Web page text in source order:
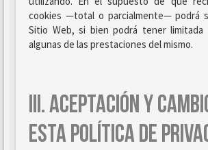
cookies —total o parcialmente— podrá
Sitio Web, si bien podrá tener limitada
algunas de las prestaciones del mismo.
III. ACEPTACIÓN Y
ESTA POLÍTICA DE